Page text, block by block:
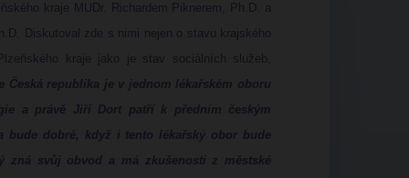
kraje MUDr. Richardem Piknerem, Ph.D. a
Diskutoval zde s nimi nejen o stavu krajského
kraje jako je stav sociálních služeb,
Česká republika je v jednom lékařském oboru
a právě Jiří Dort patří k předním českým
dobré, když i tento lékařský obor bude
zná svůj obvod a má zkušenosti z městské